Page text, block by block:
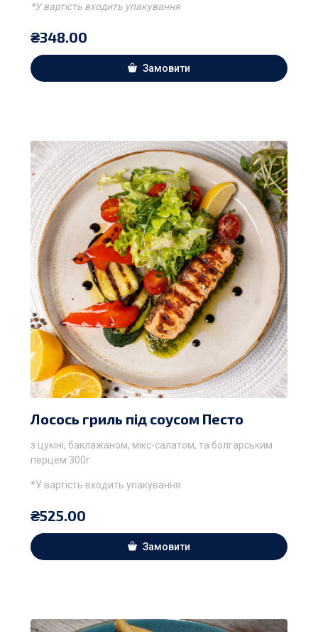
*У вартість входить упакування
₴348.00
Замовити
Лосось гриль під соусом Песто
з цукіні, баклажаном, мікс-салатом, та болгарським
перцем 300г
*У вартість входить упакування
₴525.00
Замовити